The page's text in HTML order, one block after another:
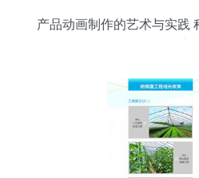
产品动画制作的艺术与实践